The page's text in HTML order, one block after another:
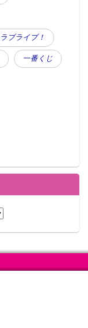
ラブライブ！
一番くじ